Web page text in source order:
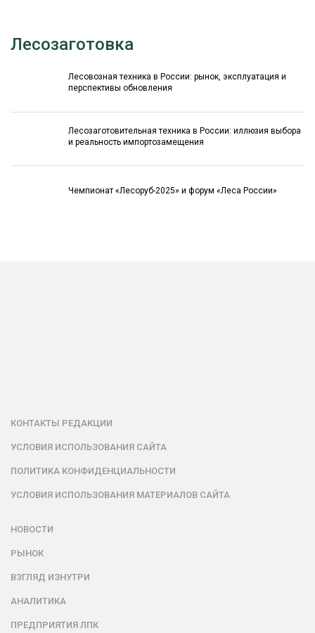
Лесозаготовка
Лесовозная техника в России: рынок, эксплуатация и
перспективы обновления
Лесозаготовительная техника в России: иллюзия выбора
и реальность импортозамещения
Чемпионат «Лесоруб-2025» и форум «Леса России»
КОНТАКТЫ РЕДАКЦИИ
УСЛОВИЯ ИСПОЛЬЗОВАНИЯ САЙТА
ПОЛИТИКА КОНФИДЕНЦИАЛЬНОСТИ
УСЛОВИЯ ИСПОЛЬЗОВАНИЯ МАТЕРИАЛОВ САЙТА
НОВОСТИ
РЫНОК
ВЗГЛЯД ИЗНУТРИ
АНАЛИТИКА
ПРЕДПРИЯТИЯ ЛПК